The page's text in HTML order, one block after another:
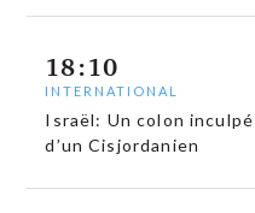
18:10
INTERNATIONAL
Israël: Un colon
d’un Cisjordanien